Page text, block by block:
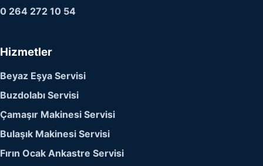
0 264 272 10 54
Hizmetler
Beyaz Eşya Servisi
Buzdolabı Servisi
Çamaşır Makinesi Servisi
Bulaşık Makinesi Servisi
Fırın Ocak Ankastre Servisi